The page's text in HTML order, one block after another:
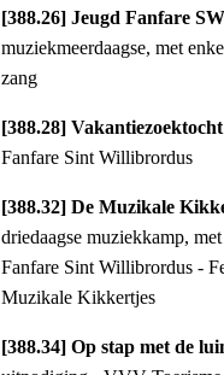
[388.26] Jeugd Fanfare
muziekmeerdaagse, met
zang
[388.28]
Fanfare Sint Willibrordus
[388.32] De Muzikale
driedaagse muziekkamp,
Fanfare Sint Willibrordus -
Muzikale Kikkertjes
[388.34] Op stap met de